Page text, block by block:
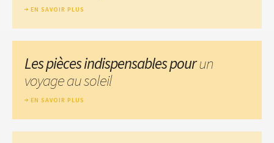
EN SAVOIR PLUS
Les pièces indispensables pourun
voyage au soleil
EN SAVOIR PLUS